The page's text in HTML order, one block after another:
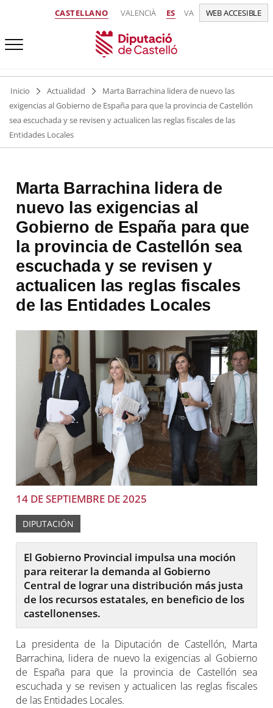
CASTELLANO VALENCIÀ ES VA WEB ACCESIBLE
Inicio Actualidad
Marta Barrachina lidera de nuevo las
exigencias al Gobierno de España para que la provincia de Castellón
sea escuchada y se revisen y actualicen las reglas fiscales de las
Entidades Locales
Marta Barrachina lidera de
nuevo las exigencias al
Gobierno de España para que
la provincia de Castellón sea
escuchada y se revisen y
actualicen las reglas fiscales
de las Entidades Locales
14 DE SEPTIEMBRE DE 2025
DIPUTACIÓN
El Gobierno Provincial impulsa una moción
para reiterar la demanda al Gobierno
Central de lograr una distribución más justa
de los recursos estatales, en beneficio de los
castellonenses.
La presidenta de la Diputación de Castellón, Marta
Barrachina, lidera de nuevo la exigencias al Gobierno
de España para que la provincia de Castellón sea
escuchada y se revisen y actualicen las reglas fiscales
de las Entidades Locales.